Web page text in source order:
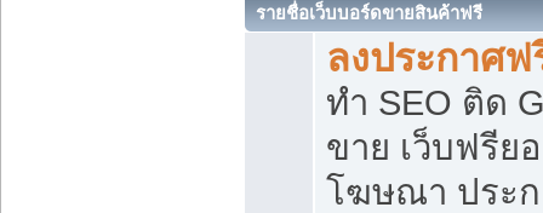
รายชื่อเว็บบอร์ดขายสินค้าฟรี
ลงประกาศฟ
ทำ SEO ติด
ขาย เว็บฟรีย
โฆษณา ประ